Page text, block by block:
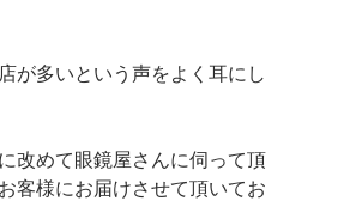
が多いという声をよく耳にし
改めて眼鏡屋さんに伺って頂
客様にお届けさせて頂いてお